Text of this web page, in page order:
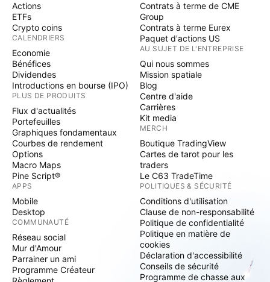
Actions
ETFs
Crypto coins
CALENDRIERS
Economie
Bénéfices
Dividendes
Introductions en bourse (IPO)
PLUS DE PRODUITS
Flux d'actualités
Portefeuilles
Graphiques fondamentaux
Courbes de rendement
Options
Macro Maps
Pine Script®
APPS
Mobile
Desktop
COMMUNAUTÉ
Réseau social
Mur d'Amour
Parrainer un ami
Programme Créateur
Contrats à terme de CME
Group
Contrats à terme Eurex
Paquet d'actions US
AU SUJET DE L'ENTREPRISE
Qui nous sommes
Mission spatiale
Blog
Centre d'aide
Carrières
Kit media
MERCH
Boutique TradingView
Cartes de tarot pour les
traders
Le C63 TradeTime
POLITIQUES & SÉCURITÉ
Conditions d'utilisation
Clause de non-responsabilité
Politique de confidentialité
Politique en matière de
cookies
Déclaration d'accessibilité
Conseils de sécurité
Programme de chasse aux